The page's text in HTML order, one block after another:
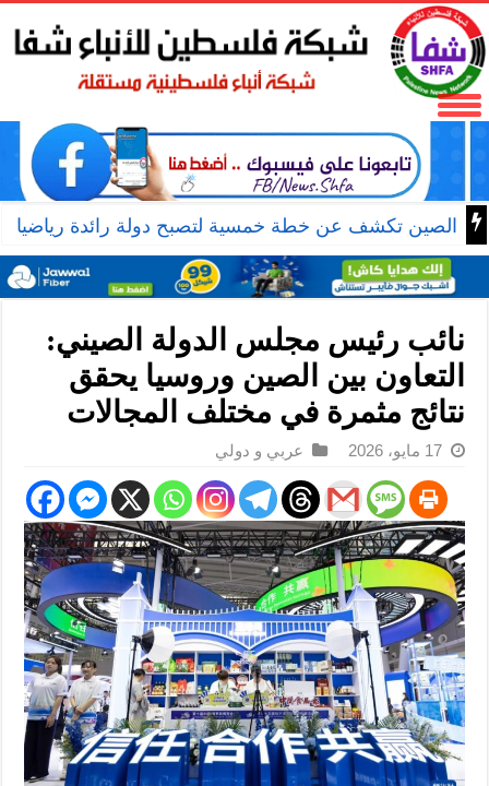
الصين تكشف عن خطة خمسية لتصبح دولة رائدة رياضيا
نائب رئيس مجلس الدولة الصيني:
التعاون بين الصين وروسيا يحقق
نتائج مثمرة في مختلف المجالات
17 مايو، 2026 عربي و دولي